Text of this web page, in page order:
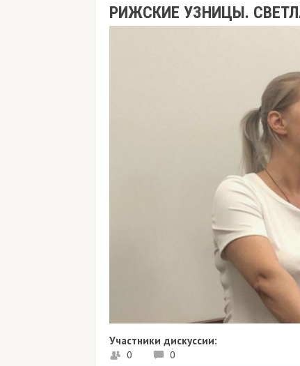
РИЖСКИЕ УЗНИЦЫ.
Участники дискуссии:
0 0